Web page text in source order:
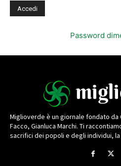
Password
Miglioverde è un giornale fondato
Facco, Gianluca Marchi. Ti
sacrifici dei popoli e degli individui,